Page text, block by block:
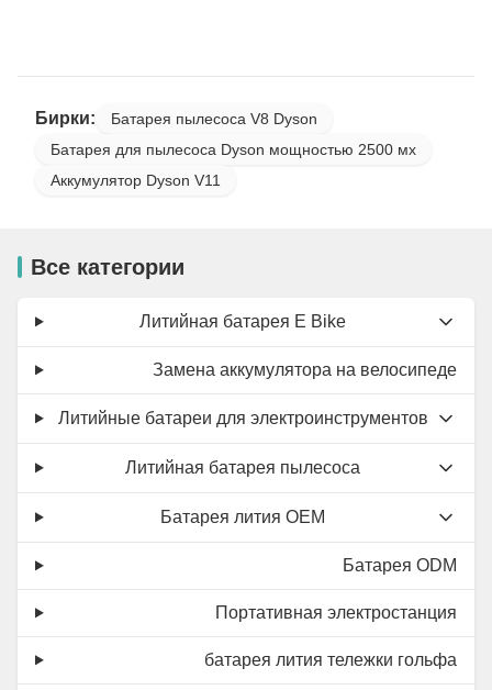
Бирки:
Батарея пылесоса V8 Dyson
Батарея для пылесоса Dyson мощностью 2500 мх
Аккумулятор Dyson V11
Все категории
Литийная батарея E Bike
Замена аккумулятора на велосипеде
Литийные батареи для электроинструментов
Литийная батарея пылесоса
Батарея лития OEM
Батарея ODM
Портативная электростанция
батарея лития тележки гольфа